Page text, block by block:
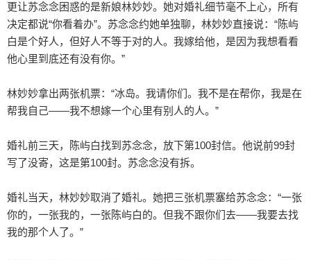
更让苏念念困惑的是新娘林妙妙。她对婚礼细节毫不上心，所有
决定都说“你看着办”。苏念念约她单独聊，林妙妙直接说：“陈屿
白是个好人，但好人不等于对的人。我嫁给他，是因为我想看看
他心里到底还有没有你。”
林妙妙拿出两张机票：“冰岛。我请你们。我不是在帮你，我是在
帮我自己——我不想嫁一个心里有别人的人。”
婚礼前三天，陈屿白找到苏念念，放下第100封信。他说前99封
写了没寄，这是第100封。苏念念没有拆。
婚礼当天，林妙妙取消了婚礼。她把三张机票塞给苏念念：“一张
你的，一张我的，一张陈屿白的。但我不跟你们去——我要去找
我的那个人了。”